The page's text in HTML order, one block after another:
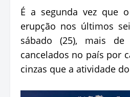
É a segunda vez que
erupção nos últimos
sábado (25), mais
cancelados no país por
cinzas que a atividade